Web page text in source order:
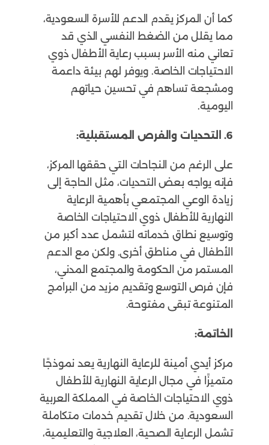
كما أن المركز يقدم الدعم للأسرة السعودية،
مما يقلل من الضغط النفسي الذي قد
تعاني منه الأسر بسبب رعاية الأطفال ذوي
الاحتياجات الخاصة. ويوفر لهم بيئة داعمة
ومشجعة تساهم في تحسين حياتهم
اليومية.
6. التحديات والفرص المستقبلية:
على الرغم من النجاحات التي حققها المركز،
فإنه يواجه بعض التحديات، مثل الحاجة إلى
زيادة الوعي المجتمعي بأهمية الرعاية
النهارية للأطفال ذوي الاحتياجات الخاصة
وتوسيع نطاق خدماته لتشمل عدد أكبر من
الأطفال في مناطق أخرى. ولكن مع الدعم
المستمر من الحكومة والمجتمع المدني،
فإن فرص التوسع وتقديم مزيد من البرامج
المتنوعة تبقى مفتوحة.
الخاتمة:
مركز أيدي أمينة للرعاية النهارية يعد نموذجًا
متميزًا في مجال الرعاية النهارية للأطفال
ذوي الاحتياجات الخاصة في المملكة العربية
السعودية. من خلال تقديم خدمات متكاملة
تشمل الرعاية الصحية، العلاجية والتعليمية،